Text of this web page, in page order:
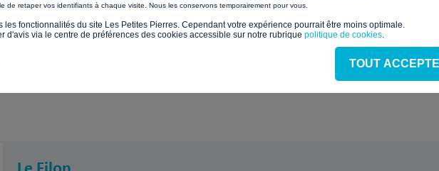
de retaper vos identifiants à chaque visite. Nous les conservons temporairement pour vous.
les fonctionnalités du site Les Petites Pierres. Cependant votre expérience pourrait être moins optimale.​
d'avis via le centre de préférences des cookies accessible sur notre rubrique politique de cookies.
TOUT